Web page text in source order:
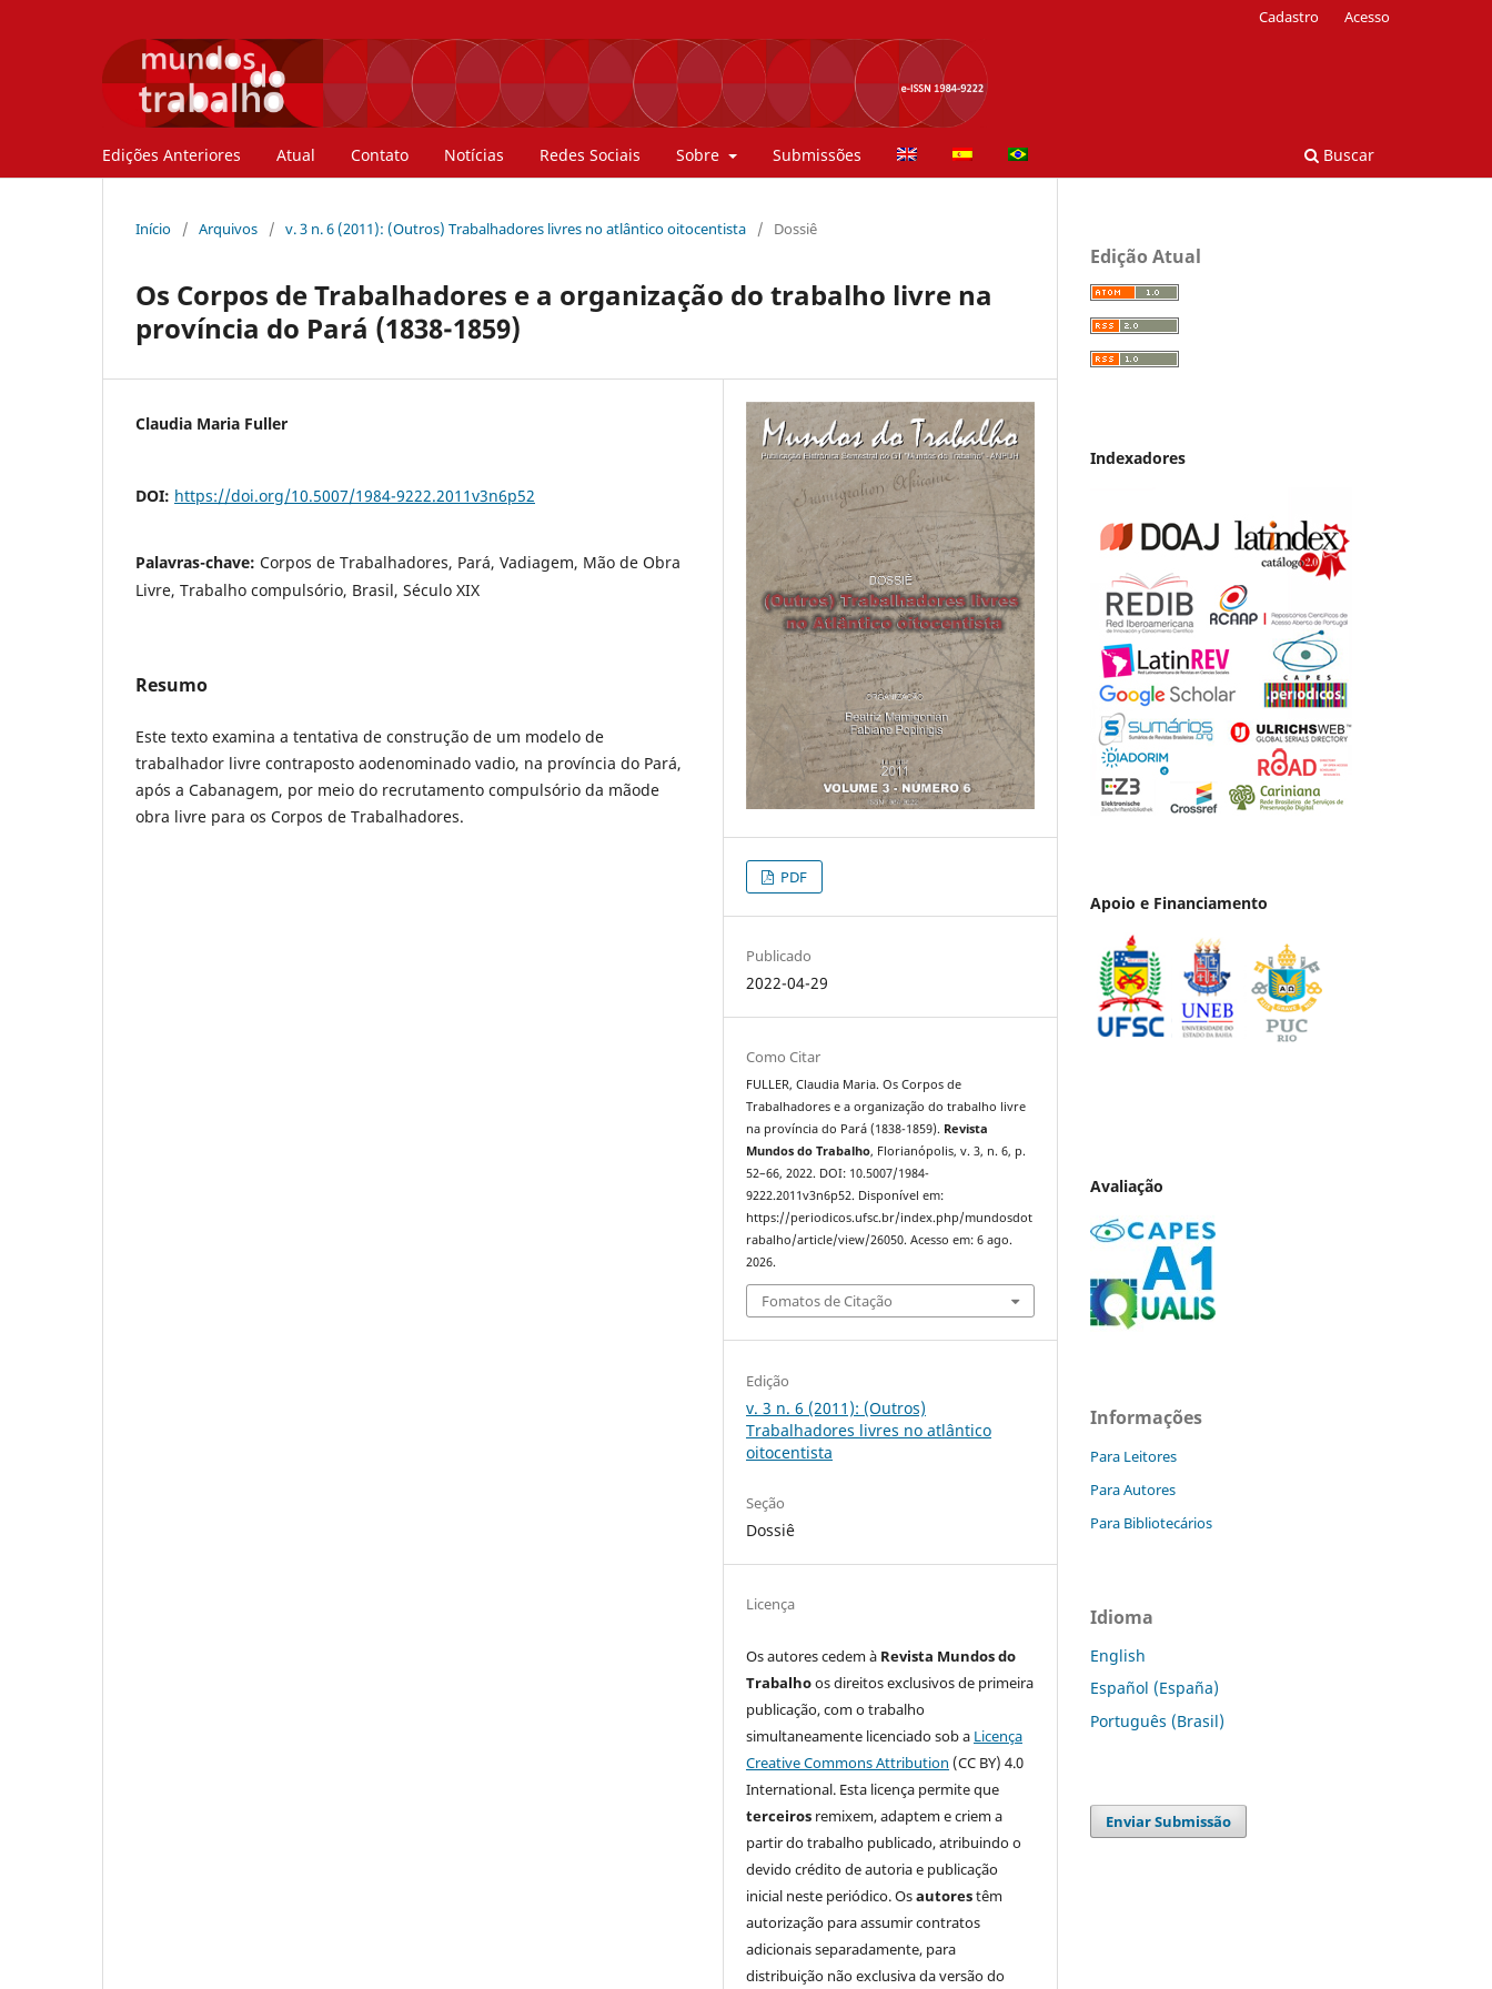
Edições Anteriores Atual Contato Notícias Redes Sociais Sobre Submissões Buscar
Cadastro Acesso
Início / Arquivos / v. 3 n. 6 (2011): (Outros) Trabalhadores livres no atlântico oitocentista / Dossiê
Os Corpos de Trabalhadores e a organização do trabalho livre na
província do Pará (1838-1859)
Claudia Maria Fuller
DOI: https://doi.org/10.5007/1984-9222.2011v3n6p52
Palavras-chave: Corpos de Trabalhadores, Pará, Vadiagem, Mão de Obra
Livre, Trabalho compulsório, Brasil, Século XIX
Resumo
Este texto examina a tentativa de construção de um modelo de
trabalhador livre contraposto aodenominado vadio, na província do Pará,
após a Cabanagem, por meio do recrutamento compulsório da mãode
obra livre para os Corpos de Trabalhadores.
PDF
Publicado
2022-04-29
Como Citar
FULLER, Claudia Maria. Os Corpos de
Trabalhadores e a organização do trabalho livre
na província do Pará (1838-1859). Revista
Mundos do Trabalho, Florianópolis, v. 3, n. 6, p.
52–66, 2022. DOI: 10.5007/1984-
9222.2011v3n6p52. Disponível em:
https://periodicos.ufsc.br/index.php/mundosdot
rabalho/article/view/26050. Acesso em: 6 ago.
2026.
Fomatos de Citação
Edição
v. 3 n. 6 (2011): (Outros)
Trabalhadores livres no atlântico
oitocentista
Seção
Dossiê
Licença
Os autores cedem à Revista Mundos do
Trabalhoos direitos exclusivos de primeira
publicação, com o trabalho
simultaneamente licenciado sob a Licença
Creative Commons Attribution (CC BY) 4.0
International. Esta licença permite que
terceiros remixem, adaptem e criem a
partir do trabalho publicado, atribuindo o
devido crédito de autoria e publicação
inicial neste periódico. Osautorestêm
autorização para assumir contratos
adicionais separadamente, para
distribuição não exclusiva da versão do
Edição Atual
Indexadores
Apoio e Financiamento
Avaliação
Informações
Para Leitores
Para Autores
Para Bibliotecários
Idioma
English
Español (España)
Português (Brasil)
Enviar Submissão